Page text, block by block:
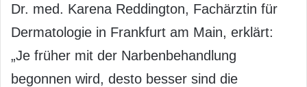
Dr. med. Karena Reddington, Fachärztin für
Dermatologie in Frankfurt am Main, erklärt:
„Je früher mit der Narbenbehandlung
begonnen wird, desto besser sind die